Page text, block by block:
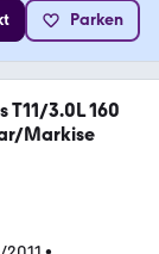
Parken
T11/3.0L 160
Markise